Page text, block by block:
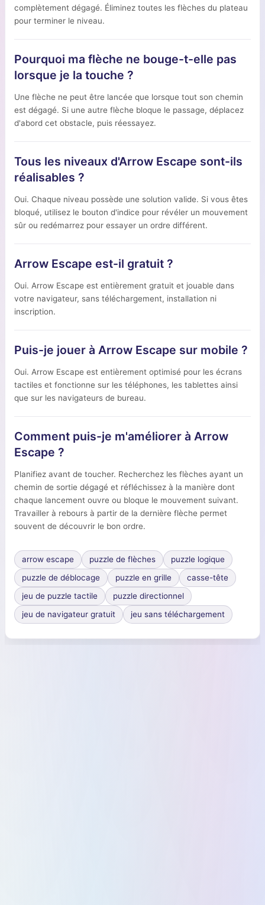
complètement dégagé. Éliminez toutes les flèches du plateau
pour terminer le niveau.
Pourquoi ma flèche ne bouge-t-elle pas
lorsque je la touche ?
Une flèche ne peut être lancée que lorsque tout son chemin
est dégagé. Si une autre flèche bloque le passage, déplacez
d'abord cet obstacle, puis réessayez.
Tous les niveaux d'Arrow Escape sont-ils
réalisables ?
Oui. Chaque niveau possède une solution valide. Si vous êtes
bloqué, utilisez le bouton d'indice pour révéler un mouvement
sûr ou redémarrez pour essayer un ordre différent.
Arrow Escape est-il gratuit ?
Oui. Arrow Escape est entièrement gratuit et jouable dans
votre navigateur, sans téléchargement, installation ni
inscription.
Puis-je jouer à Arrow Escape sur mobile ?
Oui. Arrow Escape est entièrement optimisé pour les écrans
tactiles et fonctionne sur les téléphones, les tablettes ainsi
que sur les navigateurs de bureau.
Comment puis-je m'améliorer à Arrow
Escape ?
Planifiez avant de toucher. Recherchez les flèches ayant un
chemin de sortie dégagé et réfléchissez à la manière dont
chaque lancement ouvre ou bloque le mouvement suivant.
Travailler à rebours à partir de la dernière flèche permet
souvent de découvrir le bon ordre.
arrow escape puzzle de flèches
puzzle logique
puzzle de déblocage
puzzle en grille
casse-tête
jeu de puzzle tactile
puzzle directionnel
jeu de navigateur gratuit
jeu sans téléchargement